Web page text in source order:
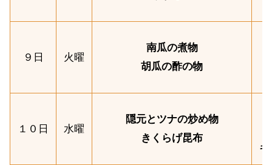
９日 火曜
南瓜の煮物
胡瓜の酢の物
１０日 水曜
隠元とツナの炒め物
きくらげ昆布